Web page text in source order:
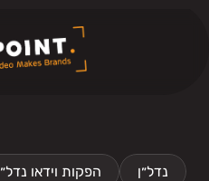
הפקות וידאו נדל״ן